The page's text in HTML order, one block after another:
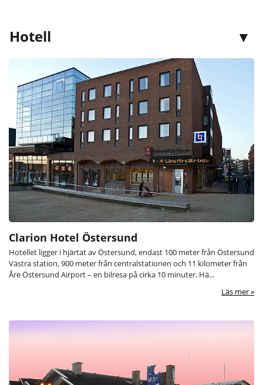
Hotell
Clarion Hotel Östersund
Hotellet ligger i hjärtat av Östersund, endast 100 meter från Östersund
Västra station, 900 meter från centralstationen och 11 kilometer från
Åre Östersund Airport – en bilresa på cirka 10 minuter. Hä...
Läs mer